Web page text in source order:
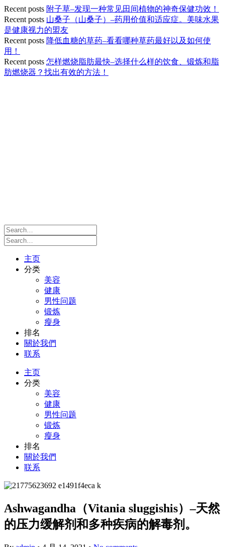
Recent posts 附子草–发现一种常见田间植物的神奇保健功效！
Recent posts 山桑子（山桑子）–药用价值和适应症。美味水果
是健康视力的盟友
Recent posts 降低血糖的草药–看看哪种草药最好以及如何使
用！
Recent posts 怎样燃烧脂肪最快–选择什么样的饮食、锻炼和脂
肪燃烧器？找出有效的方法！
主页
分类
美容
健康
男性问题
锻炼
瘦身
排名
關於我們
联系
主页
分类
美容
健康
男性问题
锻炼
瘦身
排名
關於我們
联系
Ashwagandha（Vitania sluggishis）–天然
的压力缓解剂和多种疾病的解毒剂。